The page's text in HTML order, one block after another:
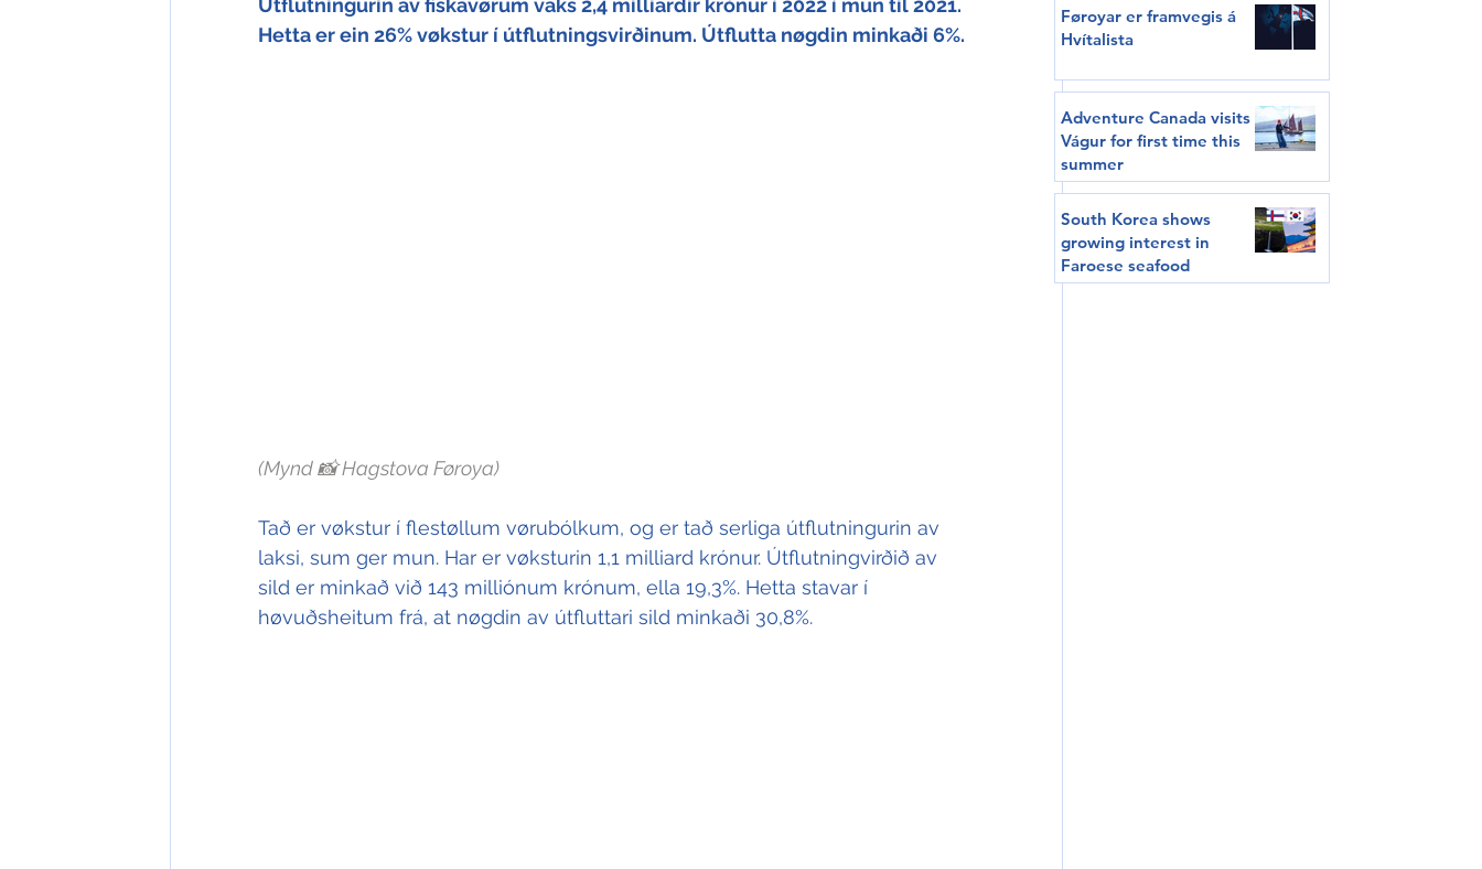
Útflutningurin av fiskavørum vaks 2,4 milliardir krónur í 2022 í mun til 2021.
Hetta er ein 26% vøkstur í útflutningsvirðinum. Útflutta nøgdin minkaði 6%.
(Mynd 📸 Hagstova Føroya)
Tað er vøkstur í flestøllum vørubólkum, og er tað serliga útflutningurin av
laksi, sum ger mun. Har er vøksturin 1,1 milliard krónur. Útflutningvirðið av
sild er minkað við 143 milliónum krónum, ella 19,3%. Hetta stavar í
høvuðsheitum frá, at nøgdin av útfluttari sild minkaði 30,8%.
Føroyar er framvegis á
Hvítalista
Adventure Canada visits
Vágur for first time this
summer
South Korea shows
growing interest in
Faroese seafood